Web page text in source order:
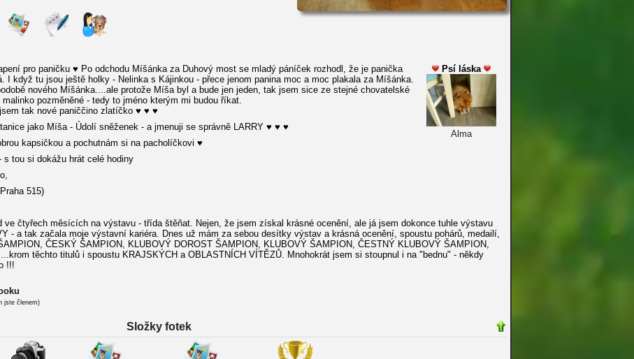
Psí láska
Alma
pro paničku ♥ Po odchodu Míšánka za Duhový most se mladý páníček rozhodl, že je panička
I když tu jsou ještě holky - Nelinka s Kájinkou - přece jenom panina moc a moc plakala za Míšánka.
nového Míšánka....ale protože Míša byl a bude jen jeden, tak jsem sice ze stejné chovatelské
pozměněné - tedy to jméno kterým mi budou říkat.
tak nové paniččino zlatíčko ♥ ♥ ♥
jako Míša - Údolí sněženek - a jmenuji se správně LARRY ♥ ♥ ♥
kapsičkou a pochutnám si na pacholíčkovi ♥
s tou si dokážu hrát celé hodiny
515)
ve čtyřech měsících na výstavu - třída štěňat. Nejen, že jsem získal krásné ocenění, ale já jsem dokonce tuhle výstavu
- a tak začala moje výstavní kariéra. Dnes už mám za sebou desítky výstav a krásná ocenění, spoustu pohárů, medailí,
ČESKÝ ŠAMPION, KLUBOVÝ DOROST ŠAMPION, KLUBOVÝ ŠAMPION, ČESTNÝ KLUBOVÝ ŠAMPION,
těchto titulů i spoustu KRAJSKÝCH a OBLASTNÍCH VÍTĚZŮ. Mnohokrát jsem si stoupnul i na "bednu" - někdy
!!!
jste členem)
Složky fotek